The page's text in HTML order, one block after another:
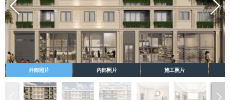
外部照片 内部照片 施工照片